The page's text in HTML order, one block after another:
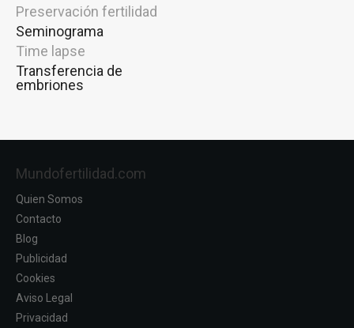
Preservación fertilidad
Seminograma
Time lapse
Transferencia de
embriones
Mundofertilidad.com
Quien Somos
Contacto
Blog
Publicidad
Cookies
Aviso Legal
Privacidad